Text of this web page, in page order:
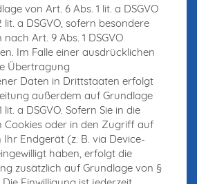
von Art. 6 Abs. 1 lit. a DSGVO
lit. a DSGVO, sofern besondere
Art. 9 Abs. 1 DSGVO
Im Falle einer ausdrücklichen
Übertragung
Daten in Drittstaaten erfolgt
außerdem auf Grundlage
lit. a DSGVO. Sofern Sie in die
Cookies oder in den Zugriff auf
Endgerät (z. B. via Device-
haben, erfolgt die
zusätzlich auf Grundlage von §